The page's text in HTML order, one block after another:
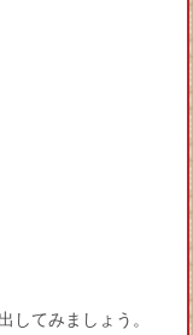
してみましょう。